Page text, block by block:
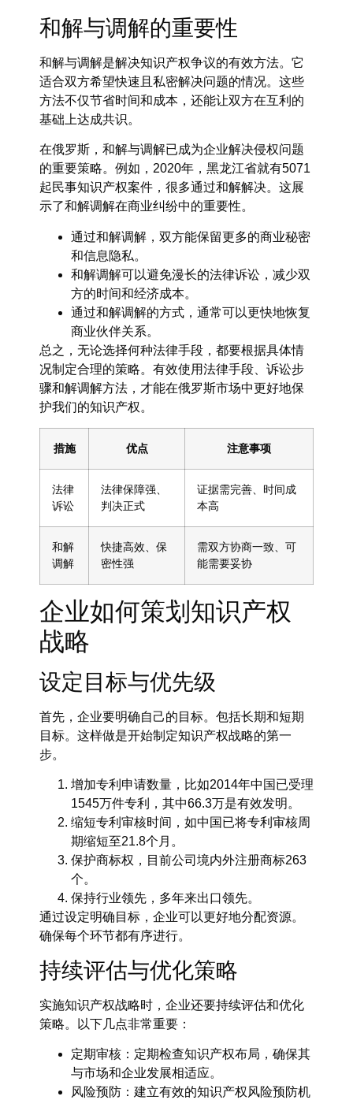
和解与调解的重要性
和解与调解是解决知识产权争议的有效方法。它
适合双方希望快速且私密解决问题的情况。这些
方法不仅节省时间和成本，还能让双方在互利的
基础上达成共识。
在俄罗斯，和解与调解已成为企业解决侵权问题
的重要策略。例如，2020年，黑龙江省就有5071
起民事知识产权案件，很多通过和解解决。这展
示了和解调解在商业纠纷中的重要性。
通过和解调解，双方能保留更多的商业秘密
和信息隐私。
和解调解可以避免漫长的法律诉讼，减少双
方的时间和经济成本。
通过和解调解的方式，通常可以更快地恢复
商业伙伴关系。
总之，无论选择何种法律手段，都要根据具体情
况制定合理的策略。有效使用法律手段、诉讼步
骤和解调解方法，才能在俄罗斯市场中更好地保
护我们的知识产权。
措施 优点 注意事项
法律
诉讼
法律保障强、
判决正式
证据需完善、时间成
本高
和解
调解
快捷高效、保
密性强
需双方协商一致、可
能需要妥协
企业如何策划知识产权
战略
设定目标与优先级
首先，企业要明确自己的目标。包括长期和短期
目标。这样做是开始制定知识产权战略的第一
步。
增加专利申请数量，比如2014年中国已受理
1545万件专利，其中66.3万是有效发明。
缩短专利审核时间，如中国已将专利审核周
期缩短至21.8个月。
保护商标权，目前公司境内外注册商标263
个。
保持行业领先，多年来出口领先。
通过设定明确目标，企业可以更好地分配资源。
确保每个环节都有序进行。
持续评估与优化策略
实施知识产权战略时，企业还要持续评估和优化
策略。以下几点非常重要：
定期审核：定期检查知识产权布局，确保其
与市场和企业发展相适应。
风险预防：建立有效的知识产权风险预防机